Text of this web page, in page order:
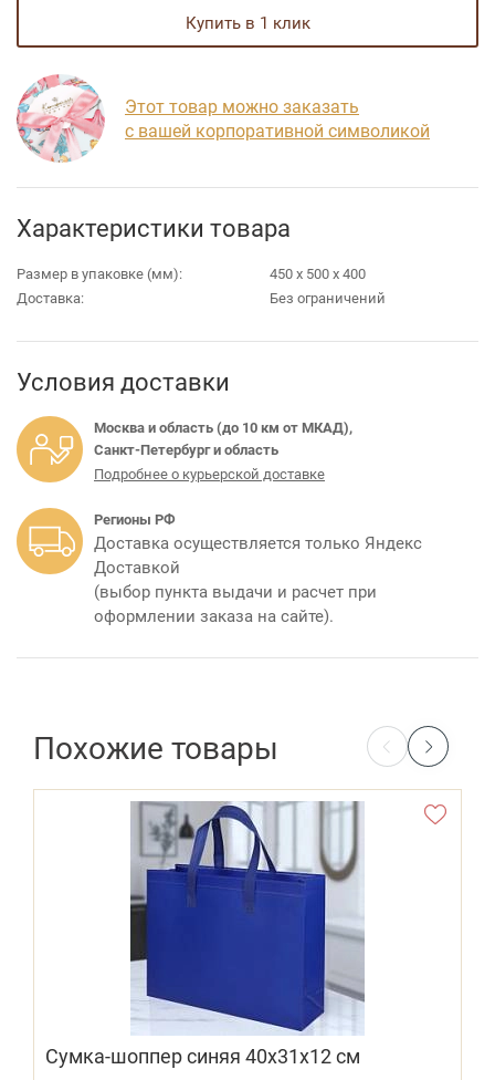
купить в 1 клик
Этот товар можно заказать
с вашей корпоративной символикой
Характеристики товара
Размер в упаковке (мм):
450 х 500 х 400
Доставка:
Без ограничений
Условия доставки
Москва и область (до 10 км от МКАД),
Санкт-Петербург и область
Подробнее о курьерской доставке
Регионы РФ
Доставка осуществляется только Яндекс
Доставкой
(выбор пункта выдачи и расчет при
оформлении заказа на сайте).
Похожие товары
Сумка-шоппер синяя 40х31х12 см